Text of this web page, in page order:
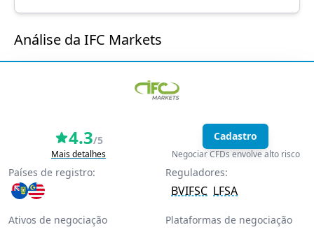
Análise da IFC Markets
4.3/5
Mais detalhes
Cadastro
Negociar CFDs envolve alto risco
Países de registro: Reguladores:
BVIFSC LFSA
Ativos de negociação
Plataformas de negociação